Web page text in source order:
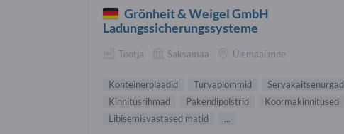
Grönheit & Weigel GmbH
Ladungssicherungssysteme
Tootja Saksamaa Ülemaailmne
Konteinerplaadid Turvaplommid Servakaitsenurgad
Kinnitusrihmad
Pakendipolstrid Koormakinnitused
Libisemisvastased matid
...